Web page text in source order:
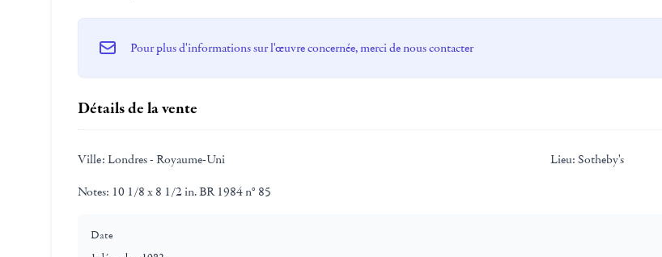
Pour plus d'informations sur l'œuvre concernée, merci de nous contacter
Détails de la vente
Ville: Londres - Royaume-Uni Lieu: Sotheby's
Notes: 10 1/8 x 8 1/2 in. BR 1984 n° 85
Date